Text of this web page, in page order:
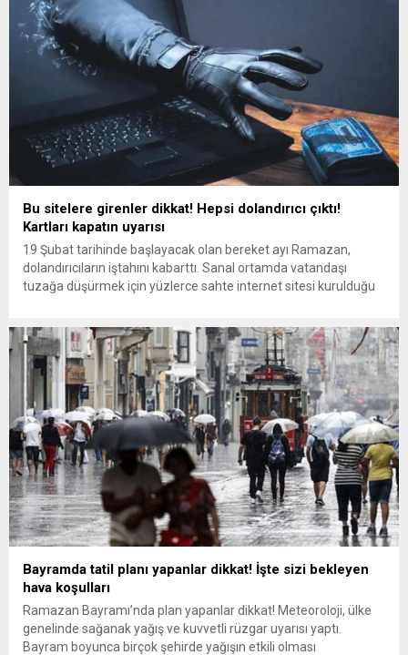
Bu sitelere girenler dikkat! Hepsi dolandırıcı çıktı!
Kartları kapatın uyarısı
19 Şubat tarihinde başlayacak olan bereket ayı Ramazan,
dolandırıcıların iştahını kabarttı. Sanal ortamda vatandaşı
tuzağa düşürmek için yüzlerce sahte internet sitesi kurulduğu
engelledi. Dolandırıcılar mübarek Ramazan ayını dahi fırsat
bilerek vatandaşı tuzağa düşürmek için sıraya...
Bayramda tatil planı yapanlar dikkat! İşte sizi bekleyen
hava koşulları
Ramazan Bayramı’nda plan yapanlar dikkat! Meteoroloji, ülke
genelinde sağanak yağış ve kuvvetli rüzgar uyarısı yaptı.
Bayram boyunca birçok şehirde yağışın etkili olması